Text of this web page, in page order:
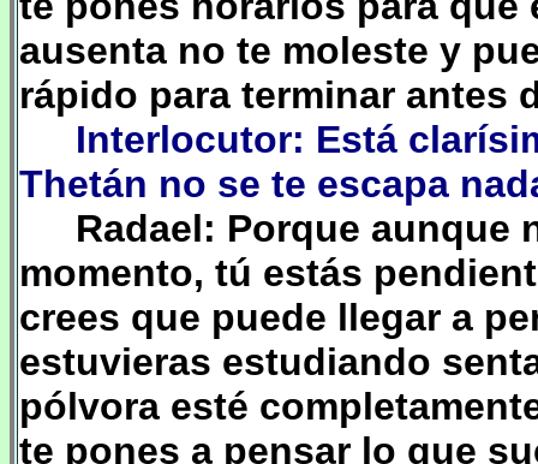
ausenta no te moleste y
rápido para terminar antes
Interlocutor: Está
Thetán no se te escapa
Radael: Porque aunque
momento, tú estás
crees que puede llegar a
estuvieras estudiando
pólvora esté
te pones a pensar lo que